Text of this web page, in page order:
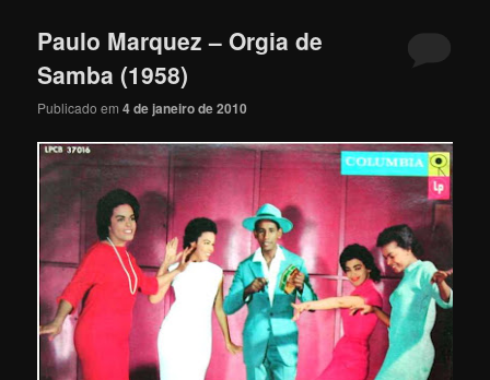
Paulo Marquez – Orgia de
Samba (1958)
Publicado em4 de janeiro de 2010